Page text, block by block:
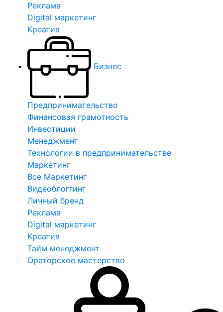
Реклама
Digital маркетинг
Креатив
Бизнес
Предпринимательство
Финансовая грамотность
Инвестиции
Менеджмент
Технологии в предпринимательстве
Маркетинг
Все Маркетинг
Видеоблоггинг
Личный бренд
Реклама
Digital маркетинг
Креатив
Тайм менеджмент
Ораторское мастерство